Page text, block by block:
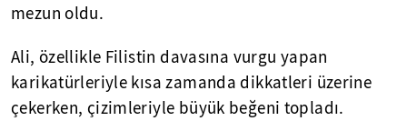
mezun oldu.
Ali, özellikle Filistin davasına vurgu yapan
karikatürleriyle kısa zamanda dikkatleri üzerine
çekerken, çizimleriyle büyük beğeni topladı.